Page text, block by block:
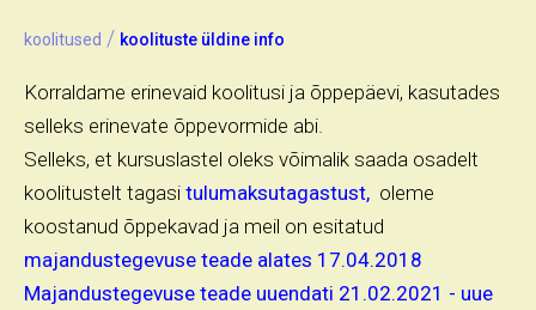
koolitused / koolituste üldine info
Korraldame erinevaid koolitusi ja õppepäevi, kasutades
selleks erinevate õppevormide abi.
Selleks, et kursuslastel oleks võimalik saada osadelt
koolitustelt tagasi tulumaksutagastust, oleme
koostanud õppekavad ja meil on esitatud
majandustegevuse teade alates 17.04.2018
Majandustegevuse teade uuendati 21.02.2021 - uue